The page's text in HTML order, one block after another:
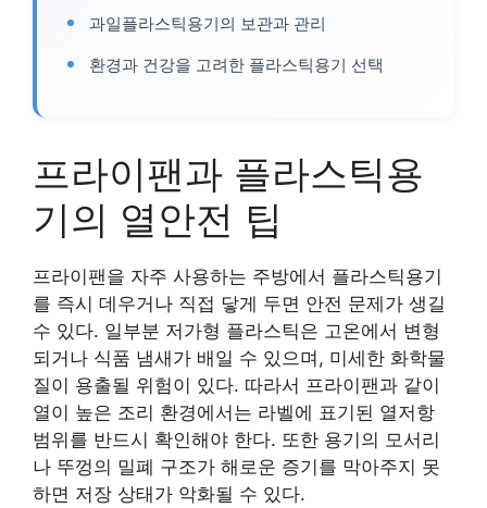
과일플라스틱용기의 보관과 관리
환경과 건강을 고려한 플라스틱용기 선택
프라이팬과 플라스틱용
기의 열안전 팁
프라이팬을 자주 사용하는 주방에서 플라스틱용기
를 즉시 데우거나 직접 닿게 두면 안전 문제가 생길
수 있다. 일부분 저가형 플라스틱은 고온에서 변형
되거나 식품 냄새가 배일 수 있으며, 미세한 화학물
질이 용출될 위험이 있다. 따라서 프라이팬과 같이
열이 높은 조리 환경에서는 라벨에 표기된 열저항
범위를 반드시 확인해야 한다. 또한 용기의 모서리
나 뚜껑의 밀폐 구조가 해로운 증기를 막아주지 못
하면 저장 상태가 악화될 수 있다.